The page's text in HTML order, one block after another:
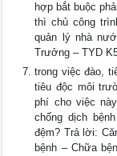
hợp bắt buộc
thì chủ công
quản lý nhà
Trưởng – TYD
trong việc đào,
tiêu độc môi
phí cho việc
chống dịch
đệm? Trả lời:
bệnh – Chữa